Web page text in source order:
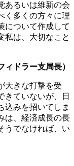
あるいは維新の会
く多くの方々に理
について作成して
私は、大切なこと
ドラー支局長）
大きな打撃を受
きていないが、日
込みを招いてしま
は、経済成長の長
うでなければ、い